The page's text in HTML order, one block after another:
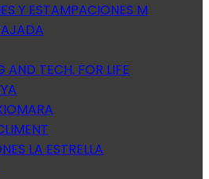
Y ESTAMPACIONES M
AND TECH. FOR LIFE
LA ESTRELLA